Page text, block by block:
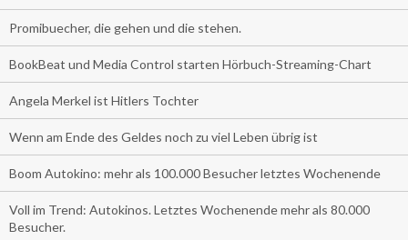
Promibuecher, die gehen und die stehen.
BookBeat und Media Control starten Hörbuch-Streaming-Chart
Angela Merkel ist Hitlers Tochter
Wenn am Ende des Geldes noch zu viel Leben übrig ist
Boom Autokino: mehr als 100.000 Besucher letztes Wochenende
Voll im Trend: Autokinos. Letztes Wochenende mehr als 80.000
Besucher.